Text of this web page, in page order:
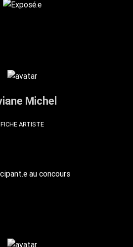
Michel
FICHE ARTISTE